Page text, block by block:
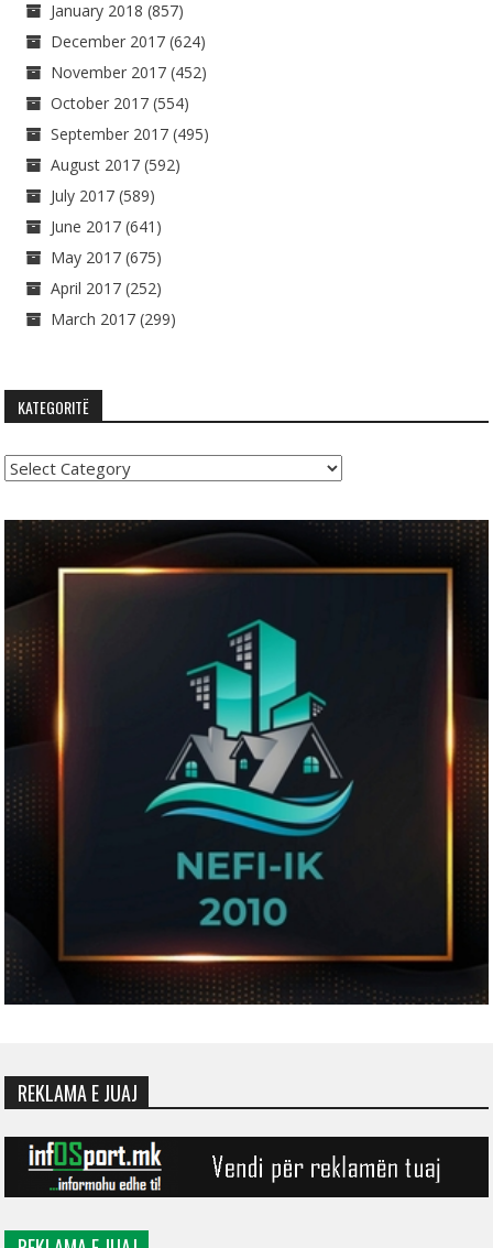
January 2018 (857)
December 2017 (624)
November 2017 (452)
October 2017 (554)
September 2017 (495)
August 2017 (592)
July 2017 (589)
June 2017 (641)
May 2017 (675)
April 2017 (252)
March 2017 (299)
KATEGORITË
Kategoritë
REKLAMA E JUAJ